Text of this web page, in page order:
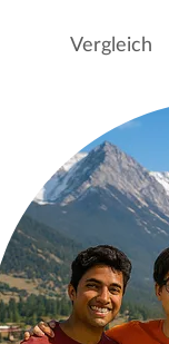
Vergleich